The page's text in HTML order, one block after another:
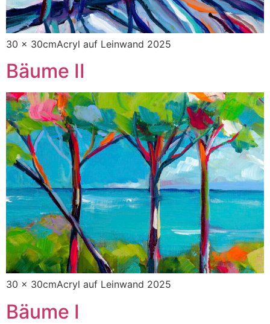
30 x 30cmAcryl auf Leinwand 2025
Bäume II
30 x 30cmAcryl auf Leinwand 2025
Bäume I